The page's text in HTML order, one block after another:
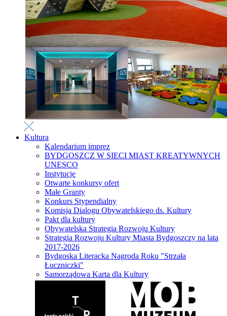
Kultura
Kalendarium imprez
BYDGOSZCZ W SIECI MIAST KREATYWNYCH
UNESCO
Instytucje
Otwarte konkursy ofert
Małe Granty
Konkurs Stypendialny
Komisja Dialogu Obywatelskiego ds. Kultury
Pakt dla kultury
Obywatelska Strategia Rozwoju Kultury
Strategia Rozwoju Kultury Miasta Bydgoszczy na lata
2017-2026
Bydgoska Literacka Nagroda Roku "Strzała
Łuczniczki"
Samorządowa Karta dla Kultury